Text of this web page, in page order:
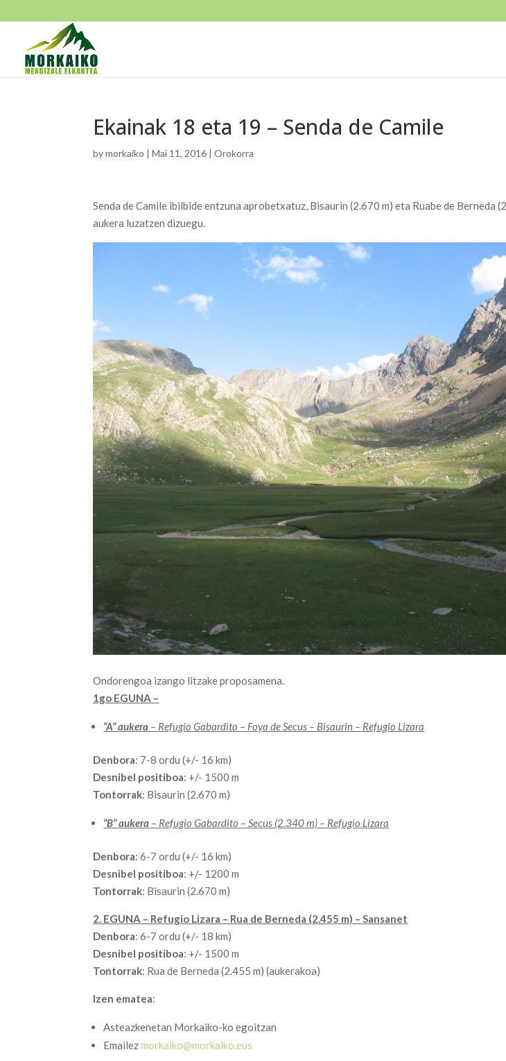
Ekainak 18 eta 19 – Senda de Camile
bymorkaiko |Mai 11, 2016 |Orokorra
Senda de Camile ibilbide entzuna aprobetxatuz, Bisaurin (2.670 m) eta Ruabe de Berneda
aukera luzatzen dizuegu.
Ondorengoa izango litzake proposamena.
1go EGUNA –
“A” aukera – Refugio Gabardito – Foya de Secus – Bisaurin – Refugio Lizara
Denbora: 7-8 ordu (+/- 16 km)
Desnibel positiboa: +/- 1500 m
Tontorrak: Bisaurin (2.670 m)
“B” aukera – Refugio Gabardito – Secus (2.340 m) – Refugio Lizara
Denbora: 6-7 ordu (+/- 16 km)
Desnibel positiboa: +/- 1200 m
Tontorrak: Bisaurin (2.670 m)
2. EGUNA – Refugio Lizara – Rua de Berneda (2.455 m) – Sansanet
Denbora: 6-7 ordu (+/- 18 km)
Desnibel positiboa: +/- 1500 m
Tontorrak: Rua de Berneda (2.455 m) (aukerakoa)
Izen ematea:
Asteazkenetan Morkaiko-ko egoitzan
Emailezmorkaiko@morkaiko.eus